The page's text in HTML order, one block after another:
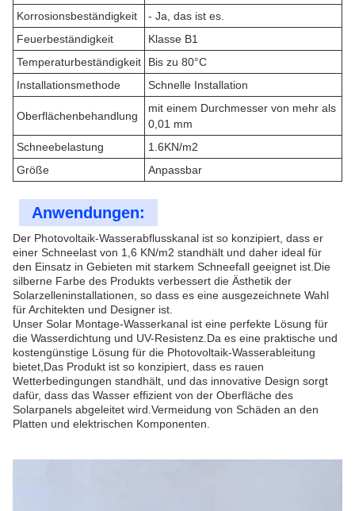
Korrosionsbeständigkeit
- Ja, das ist es.
Feuerbeständigkeit
Klasse B1
Temperaturbeständigkeit
Bis zu 80°C
Installationsmethode
Schnelle Installation
Oberflächenbehandlung
mit einem Durchmesser von mehr als
0,01 mm
Schneebelastung
1.6KN/m2
Größe
Anpassbar
Anwendungen:
Der Photovoltaik-Wasserabflusskanal ist so konzipiert, dass er
einer Schneelast von 1,6 KN/m2 standhält und daher ideal für
den Einsatz in Gebieten mit starkem Schneefall geeignet ist.Die
silberne Farbe des Produkts verbessert die Ästhetik der
Solarzelleninstallationen, so dass es eine ausgezeichnete Wahl
für Architekten und Designer ist.
Unser Solar Montage-Wasserkanal ist eine perfekte Lösung für
die Wasserdichtung und UV-Resistenz.Da es eine praktische und
kostengünstige Lösung für die Photovoltaik-Wasserableitung
bietet,Das Produkt ist so konzipiert, dass es rauen
Wetterbedingungen standhält, und das innovative Design sorgt
dafür, dass das Wasser effizient von der Oberfläche des
Solarpanels abgeleitet wird.Vermeidung von Schäden an den
Platten und elektrischen Komponenten.